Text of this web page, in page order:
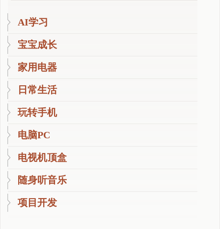
AI学习
宝宝成长
家用电器
日常生活
玩转手机
电脑PC
电视机顶盒
随身听音乐
项目开发